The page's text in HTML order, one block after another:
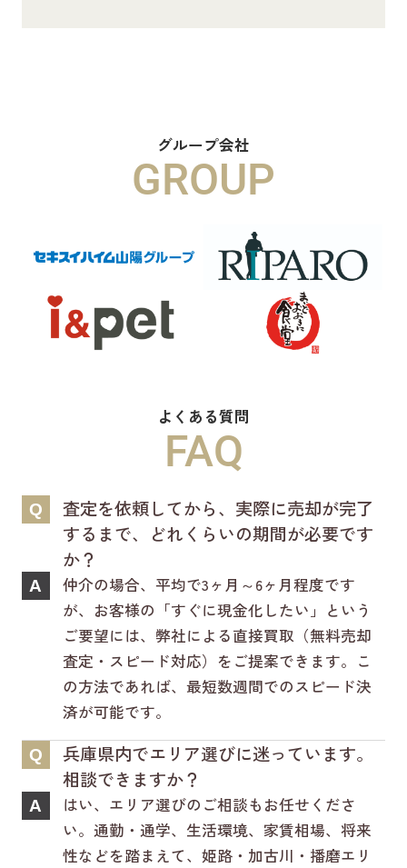
7.4万円
2026.06.29
新ホームページは検索も楽々♪スマホに
是非一度ご覧ください(^^♪
グループ会社
GROUP
よくある質問
FAQ
Q
査定を依頼してから、実際に売却が完了
するまで、どれくらいの期間が必要です
か？
A
仲介の場合、平均で3ヶ月～6ヶ月程度です
が、お客様の「すぐに現金化したい」という
ご要望には、弊社による直接買取（無料売却
査定・スピード対応）をご提案できます。こ
の方法であれば、最短数週間でのスピード決
済が可能です。
Q
兵庫県内でエリア選びに迷っています。
相談できますか？
A
はい、エリア選びのご相談もお任せくださ
い。通勤・通学、生活環境、家賃相場、将来
性などを踏まえて、姫路・加古川・播磨エリ